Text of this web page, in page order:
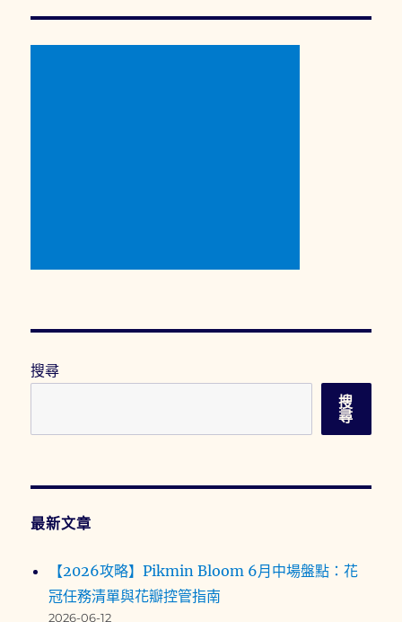
搜尋
搜
尋
最新文章
【2026攻略】Pikmin Bloom 6月中場盤點：花
冠任務清單與花瓣控管指南
2026-06-12